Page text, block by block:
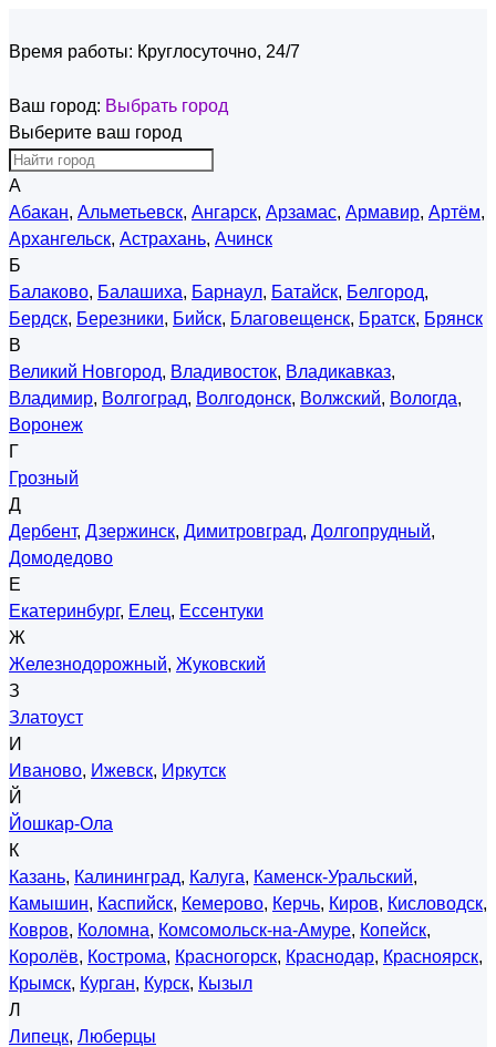
Время работы: Круглосуточно, 24/7
Ваш город: Выбрать город
Выберите ваш город
А
Абакан, Альметьевск, Ангарск, Арзамас, Армавир, Артём,
Архангельск, Астрахань, Ачинск
Б
Балаково, Балашиха, Барнаул, Батайск, Белгород,
Бердск, Березники, Бийск, Благовещенск, Братск, Брянск
В
Великий Новгород, Владивосток, Владикавказ,
Владимир, Волгоград, Волгодонск, Волжский, Вологда,
Воронеж
Г
Грозный
Д
Дербент, Дзержинск, Димитровград, Долгопрудный,
Домодедово
Е
Екатеринбург, Елец, Ессентуки
Ж
Железнодорожный, Жуковский
З
Златоуст
И
Иваново, Ижевск, Иркутск
Й
Йошкар-Ола
К
Казань, Калининград, Калуга, Каменск-Уральский,
Камышин, Каспийск, Кемерово, Керчь, Киров, Кисловодск,
Ковров, Коломна, Комсомольск-на-Амуре, Копейск,
Королёв, Кострома, Красногорск, Краснодар, Красноярск,
Крымск, Курган, Курск, Кызыл
Л
Липецк, Люберцы